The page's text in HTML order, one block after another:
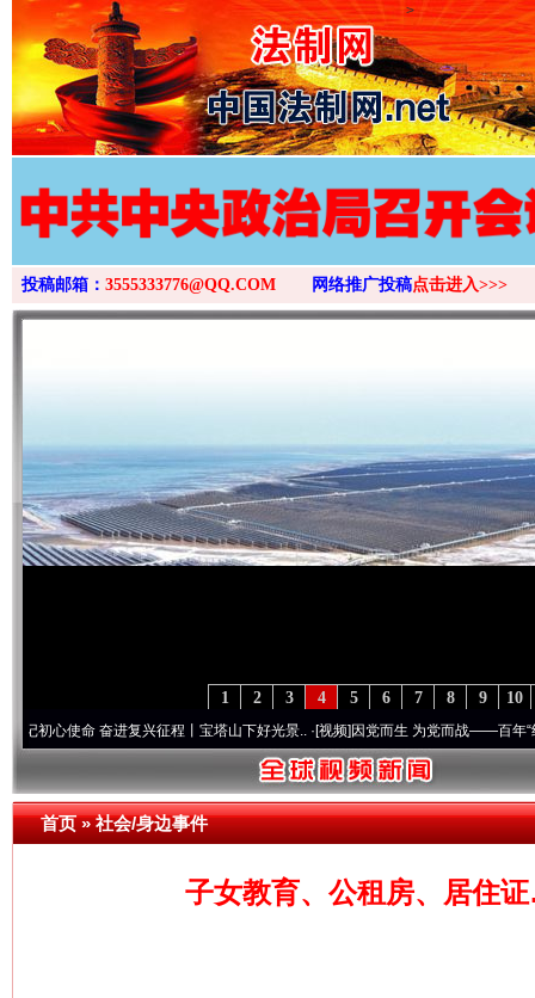
>
投稿邮箱： 3555333776@QQ.COM 网络推广投稿点击进入>>>
10
9
8
7
6
5
4
3
2
1
命 奋进复兴征程丨宝塔山下好光景..·[视频]因党而生 为党而战——百年“纪”事⑧加
首页»社会/身边事件
子女教育、公租房、居住
网上购药对药下症？